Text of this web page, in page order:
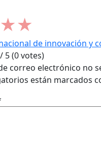
★★
de innovación y
/ 5(0votes)
correo electrónico no
están marcados